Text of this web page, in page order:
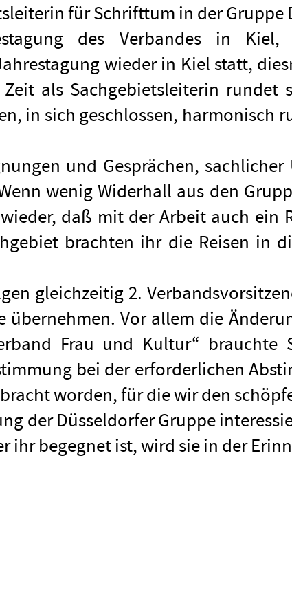
für Schrifttum in der Gruppe
des Verbandes in
wieder in Kiel statt,
als Sachgebietsleiterin rundet
in sich geschlossen, harmonisch
und Gesprächen,
wenig Widerhall aus den
daß mit der Arbeit auch ein
brachten ihr die Reisen in
gleichzeitig 2.
Vor allem die
Frau und Kultur“ brauchte
bei der erforderlichen
worden, für die wir den
der Düsseldorfer Gruppe
ihr begegnet ist, wird sie in der